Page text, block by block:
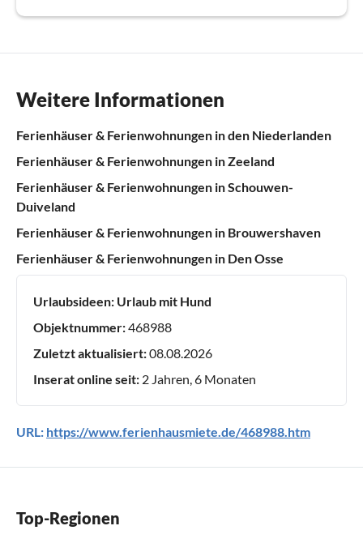
Weitere Informationen
Ferienhäuser & Ferienwohnungen in den Niederlanden
Ferienhäuser & Ferienwohnungen in Zeeland
Ferienhäuser & Ferienwohnungen in Schouwen-
Duiveland
Ferienhäuser & Ferienwohnungen in Brouwershaven
Ferienhäuser & Ferienwohnungen in Den Osse
Urlaubsideen: Urlaub mit Hund
Objektnummer:468988
Zuletzt aktualisiert:08.08.2026
Inserat online seit: 2 Jahren, 6 Monaten
URL: https://www.ferienhausmiete.de/468988.htm
Top-Regionen